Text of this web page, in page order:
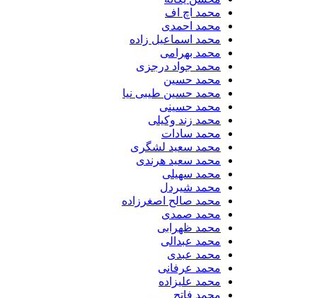
محمد اچ اف
محمد احمدی
محمد اسماعیل زاده
محمد بهرامی
محمد جواد درجزی
محمد حسین
محمد حسین طیبی نیا
محمد حسینی
محمد زند وکیلی
محمد سادات
محمد سعید لشگری
محمد سعید هرندی
محمد سهیلی
​محمد شیردل
محمد صالح اصغرزاده
محمد صمدی
محمد ظهرابی
محمد عبدالی
محمد عبدی
محمد عرفانی
محمد علیزاده
محمد فاتح